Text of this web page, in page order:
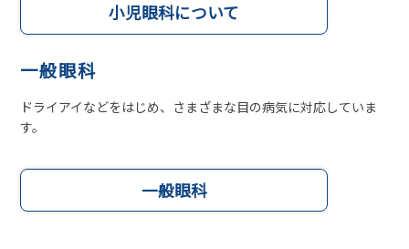
小児眼科について
一般眼科
ドライアイなどをはじめ、さまざまな目の病気に対応していま
す。
一般眼科